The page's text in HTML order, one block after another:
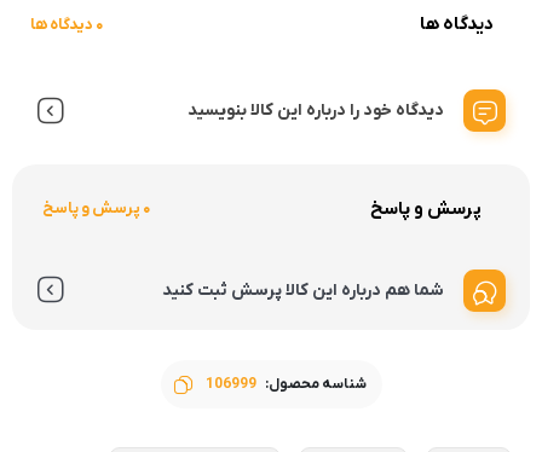
دیدگاه ها 0 دیدگاه ها
دیدگاه خود را درباره این کالا بنویسید
پرسش و پاسخ 0 پرسش و پاسخ
شما هم درباره این کالا پرسش ثبت کنید
شناسه محصول: 106999